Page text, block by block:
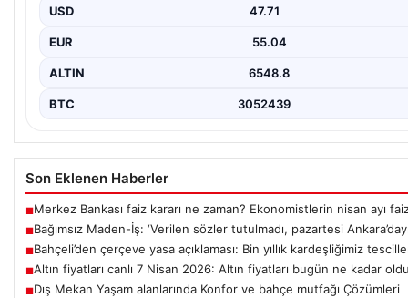
USD 47.71
EUR 55.04
ALTIN 6548.8
BTC 3052439
Son Eklenen Haberler
■Merkez Bankası faiz kararı ne zaman? Ekonomistlerin nisan ayı
■Bağımsız Maden-İş: ‘Verilen sözler tutulmadı, pazartesi
■Bahçeli’den çerçeve yasa açıklaması: Bin yıllık kardeşliğimiz
■Altın fiyatları canlı 7 Nisan 2026: Altın fiyatları bugün ne kadar
■Dış Mekan Yaşam alanlarında Konfor ve bahçe mutfağı Çözümleri